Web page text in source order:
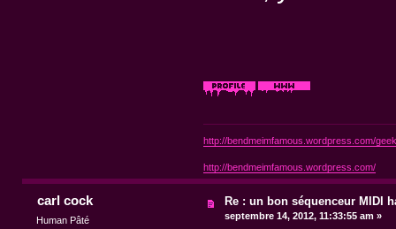
http://bendmeimfamous.wordpress.com/
http://bendmeimfamous.wordpress.com/
carl cock
Human Pâté
Re : un bon séquenceur MIDI
septembre 14, 2012, 11:33:55 am »